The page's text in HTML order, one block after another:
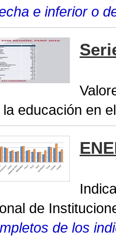
e inferior o
educación en
de
de los